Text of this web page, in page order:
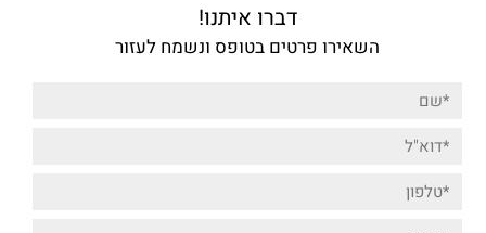
דברו איתנו!
השאירו פרטים בטופס ונשמח לעזור